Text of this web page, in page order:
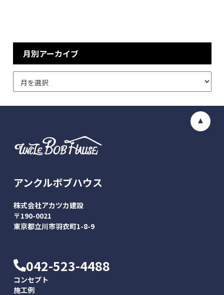
月別アーカイブ
アンクルボブハウス
株式会社アカツカ建設
〒190-0021
東京都立川市羽衣町1-8-9
042-523-4488
コンセプト
施工例